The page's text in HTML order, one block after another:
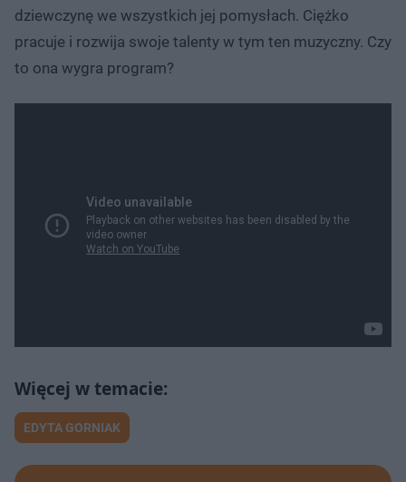
dziewczynę we wszystkich jej pomysłach. Ciężko
pracuje i rozwija swoje talenty w tym ten muzyczny. Czy
to ona wygra program?
EDYTA GORNIAK